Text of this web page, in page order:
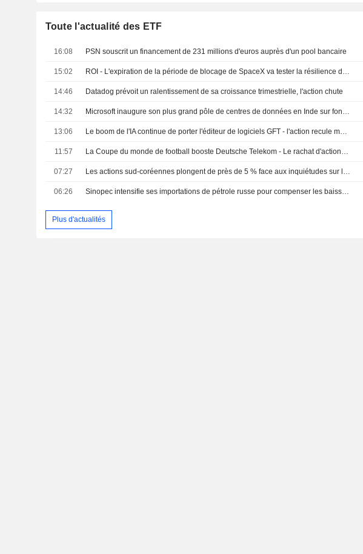
Toute l'actualité des ETF
16:08 PSN souscrit un financement de 231 millions d'euros auprès d'un pool bancaire
15:02 ROI - L'expiration de la période de blocage de SpaceX va tester la résilience des investisseurs particuliers : McGeever
14:46 Datadog prévoit un ralentissement de sa croissance trimestrielle, l'action chute
14:32 Microsoft inaugure son plus grand pôle de centres de données en Inde sur fond de course à l'IA
13:06 Le boom de l'IA continue de porter l'éditeur de logiciels GFT - l'action recule malgré tout
11:57 La Coupe du monde de football booste Deutsche Telekom - Le rachat d'actions s'intensifie
07:27 Les actions sud-coréennes plongent de près de 5 % face aux inquiétudes sur les dépenses en IA ; le won progresse
06:26 Sinopec intensifie ses importations de pétrole russe pour compenser les baisses d'approvisionnement au Moyen-Orient, selon des négociants et des données de suivi
Plus d'actualités